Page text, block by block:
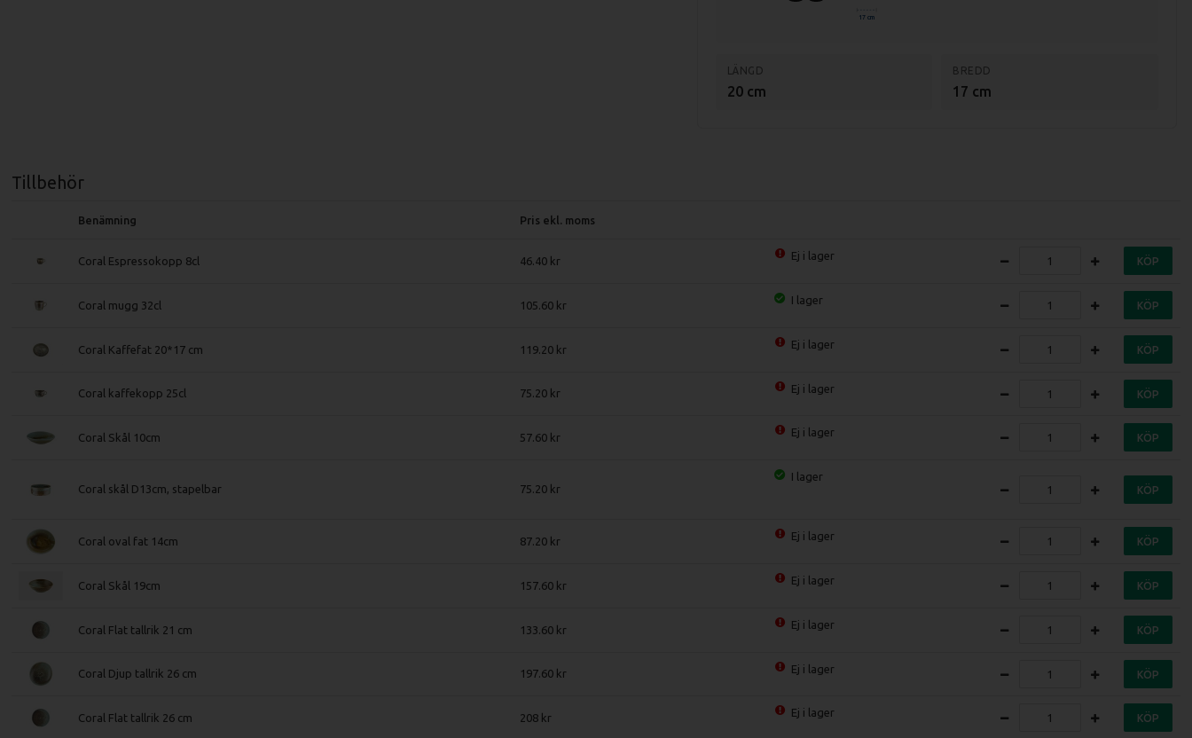
17 cm
LÄNGD
20 cm
BREDD
17 cm
Tillbehör
Benämning Pris ekl. moms
Coral Espressokopp 8cl 46.40 Ej i lager KÖP
Coral mugg 32cl 105.60 I lager KÖP
Coral Kaffefat 20*17 cm 119.20 Ej i lager KÖP
Coral kaffekopp 25cl 75.20 Ej i lager KÖP
Coral Skål 10cm 57.60 Ej i lager KÖP
Coral skål D13cm, stapelbar 75.20
I lager
KÖP
Coral oval fat 14cm 87.20 Ej i lager KÖP
Coral Skål 19cm 157.60 Ej i lager KÖP
Coral Flat tallrik 21 cm 133.60 Ej i lager KÖP
Coral Djup tallrik 26 cm 197.60 Ej i lager KÖP
Coral Flat tallrik 26 cm 208 Ej i lager KÖP